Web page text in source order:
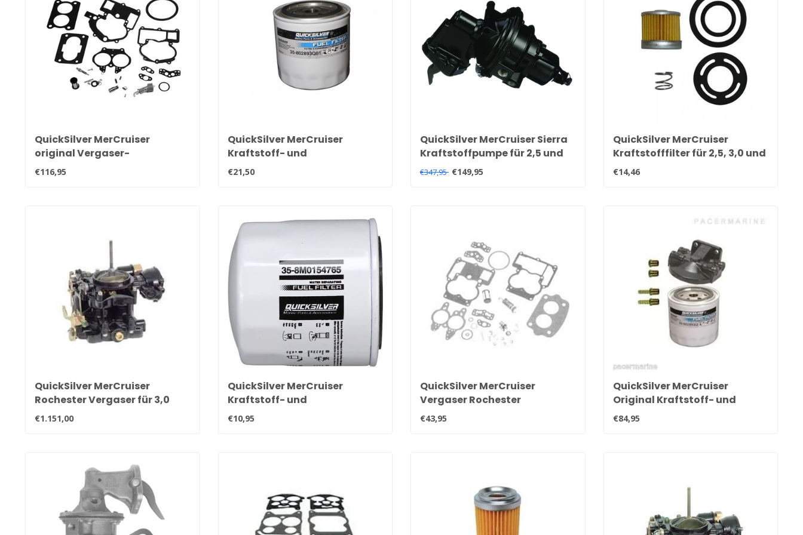
QuickSilver MerCruiser
original Vergaser-
Reparatursatz Mercarb 3302-
804844002
€116,95
QuickSilver MerCruiser
Kraftstoff- und
Wasserabscheiderfilter 35-
802893Q01
€21,50
QuickSilver MerCruiser Sierra
Kraftstoffpumpe für 2,5 und
3,0 Liter Motoren 8M0073435
€347,95 €149,95
QuickSilver MerCruiser
Kraftstofffilter für 2,5, 3,0 und
3,7 Liter Motoren 35-
8M0046752
€14,46
QuickSilver MerCruiser
Rochester Vergaser für 3,0
Liter Motoren 1347-818620
€1.151,00
QuickSilver MerCruiser
Kraftstoff- und
Wasserabscheiderfilter 35-
8M0154765
€10,95
QuickSilver MerCruiser
Vergaser Rochester
Reparatursatz 823427A1
€43,95
QuickSilver MerCruiser
Original Kraftstoff- und
Wasserabscheider-Filterset
35-802893Q4
€84,95